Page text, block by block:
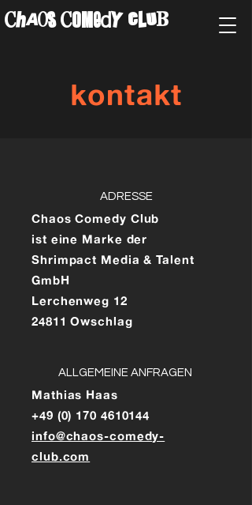
ChAos COMedY cLuB
kontakt
ADRESSE
Chaos Comedy Club
ist eine Marke der
Shrimpact Media & Talent
GmbH
Lerchenweg 12
24811 Owschlag
ALLGEMEINE ANFRAGEN
Mathias Haas
+49 (0) 170 4610144
info@chaos-comedy-
club.com